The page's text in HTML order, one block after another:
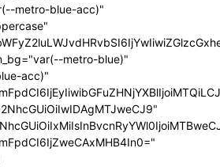
metro-blue-acc)"
metro-blue)"
acc)"